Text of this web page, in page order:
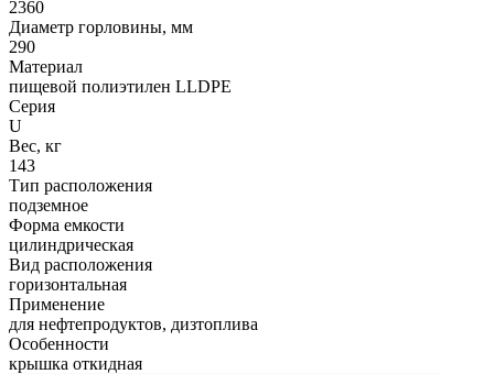
2360
Диаметр горловины, мм
290
Материал
пищевой полиэтилен LLDPE
Серия
U
Вес, кг
143
Тип расположения
подземное
Форма емкости
цилиндрическая
Вид расположения
горизонтальная
Применение
для нефтепродуктов, дизтоплива
Особенности
крышка откидная